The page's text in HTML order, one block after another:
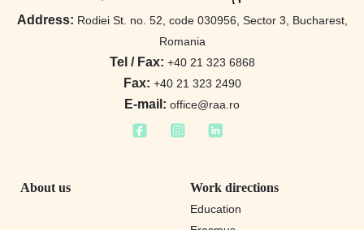
Address: Rodiei St. no. 52, code 030956, Sector 3, Bucharest,
Romania
Tel / Fax: +40 21 323 6868
Fax: +40 21 323 2490
E-mail: office@raa.ro
About us Work directions
Education